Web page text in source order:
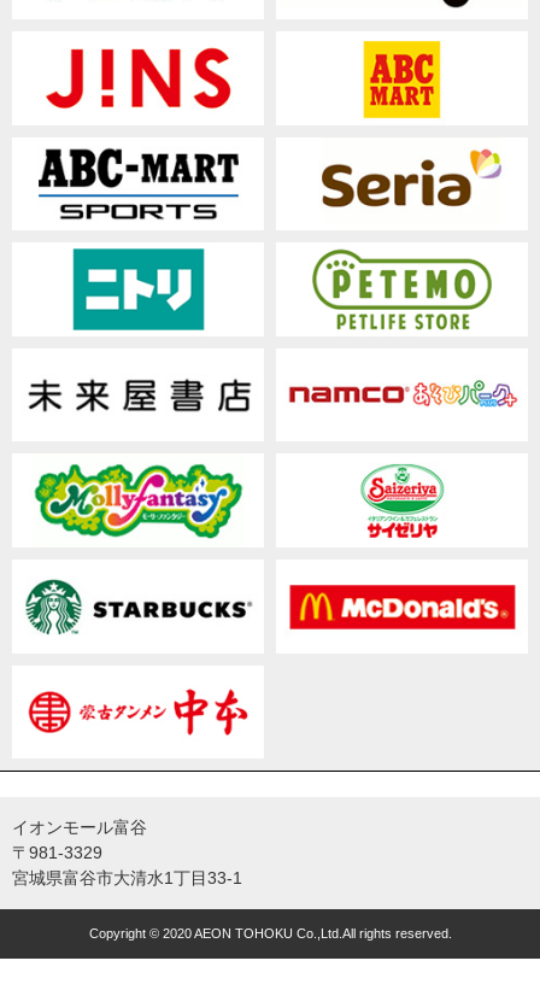
イオンモール富谷
〒981-3329
宮城県富谷市大清水1丁目33-1
Copyright © 2020 AEON TOHOKU Co.,Ltd.All rights reserved.